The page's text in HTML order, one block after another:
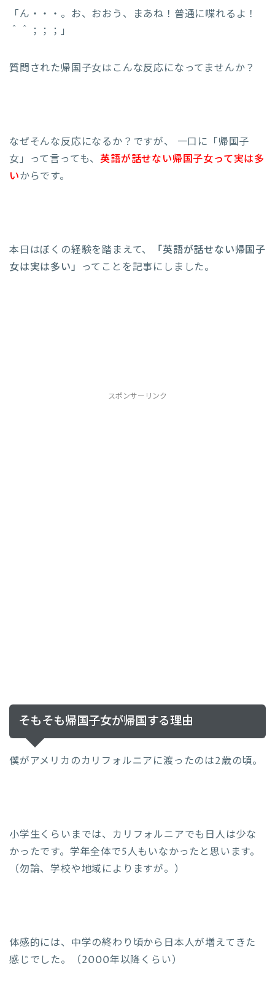
「ん・・・。お、おおう、まあね！普通に喋れるよ！
＾＾；；；」
質問された帰国子女はこんな反応になってませんか？
なぜそんな反応になるか？ですが、 一口に「帰国子
女」って言っても、英語が話せない帰国子女って実は多
いからです。
本日はぼくの経験を踏まえて、
「英語が話せない帰国子
女は実は多い」 ってことを記事にしました。
スポンサーリンク
そもそも帰国子女が帰国する理由
僕がアメリカのカリフォルニアに渡ったのは2歳の頃。
小学生くらいまでは、カリフォルニアでも日人は少な
かったです。学年全体で5人もいなかったと思います。
（勿論、学校や地域によりますが。）
体感的には、中学の終わり頃から日本人が増えてきた
感じでした。（2000年以降くらい）